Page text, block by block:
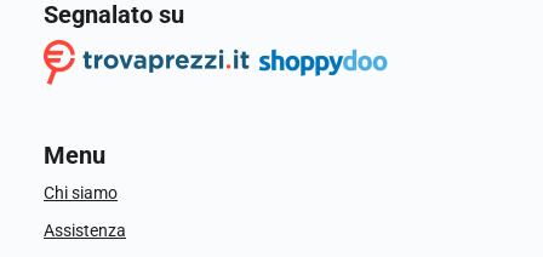
Segnalato su
Menu
Chi siamo
Assistenza